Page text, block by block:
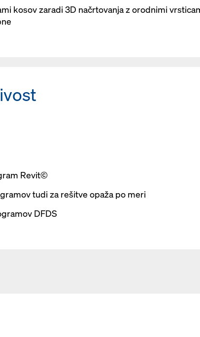
kosov zaradi 3D načrtovanja z orodnimi
Revit©
tudi za rešitve opaža po meri
DFDS